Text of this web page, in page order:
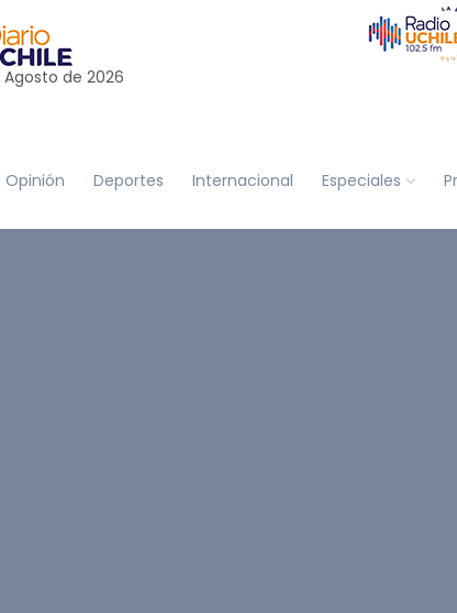
Agosto de 2026
Opinión Deportes Internacional Especiales